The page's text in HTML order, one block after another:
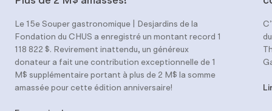
Le 15e Souper gastronomique | Desjardins de la
Fondation du CHUS a enregistré un montant record 1
118 822 $. Revirement inattendu, un généreux
donateur a fait une contribution exceptionnelle de 1
M$ supplémentaire portant à plus de 2 M$ la somme
amassée pour cette édition anniversaire!